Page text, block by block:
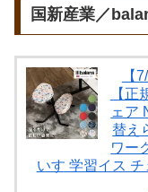
国新産業／
【
【
ェア
替え
ワー
いす 学習イス